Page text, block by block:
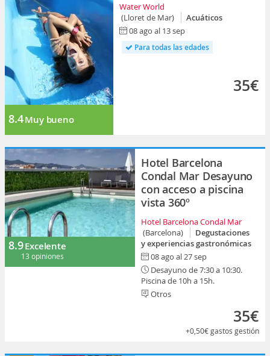
8.4Muy bueno
Water World
(Lloret de Mar)
Acuáticos
08 ago al 13 sep
Para todas las edades
35€
8.9Excelente
13 opiniones
Hotel Barcelona
Condal Mar Desayuno
con acceso a piscina
vista 360º
Hotel Barcelona Condal Mar
(Barcelona)
Degustaciones
y experiencias gastronómicas
08 ago al 27 sep
Desayuno de 7:30 a 10:30.
Piscina de 10h a 15h.
Otros
35€
+0,50€gastos gestión